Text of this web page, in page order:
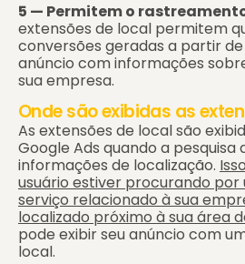
5 — Permitem o
extensões de local permitem
conversões geradas a partir
anúncio com informações
sua empresa.
Onde são exibidas as
As extensões de local são
Google Ads quando a pesquisa
informações de localização.
usuário estiver procurando por
serviço relacionado à sua
localizado próximo à sua área
pode exibir seu anúncio com
local.